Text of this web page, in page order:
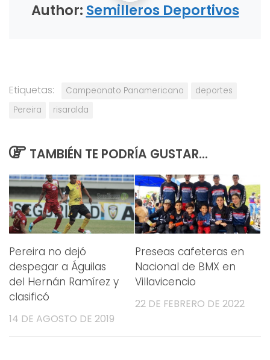
Author: Semilleros Deportivos
Etiquetas: Campeonato Panamericano
deportes
Pereira
risaralda
TAMBIÉN TE PODRÍA GUSTAR...
Pereira no dejó
despegar a Águilas
del Hernán Ramírez y
clasificó
14 DE AGOSTO DE 2019
Preseas cafeteras en
Nacional de BMX en
Villavicencio
22 DE FEBRERO DE 2022